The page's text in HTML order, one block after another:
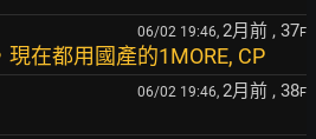
06/02 19:46, 2月前 , 37F
在都用國產的1MORE, CP
06/02 19:46, 2月前 , 38F